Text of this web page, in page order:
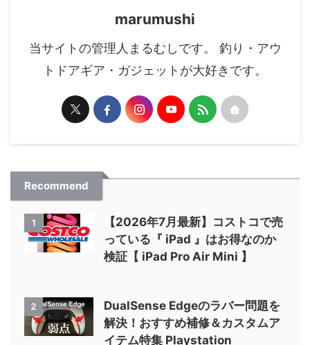
marumushi
当サイトの管理人まるむしです。 釣り・アウ
トドアギア・ガジェットが大好きです。
Recommend
1
【2026年7月最新】コストコで売
っている『 iPad 』はお得なのか
検証【 iPad Pro Air Mini 】
2
DualSense Edgeのラバー問題を
解決！おすすめ補修＆カスタムア
イテム特集 Playstation